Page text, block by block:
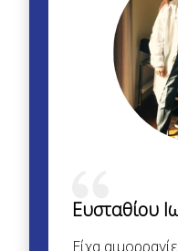
Ευσταθίου
Είχα